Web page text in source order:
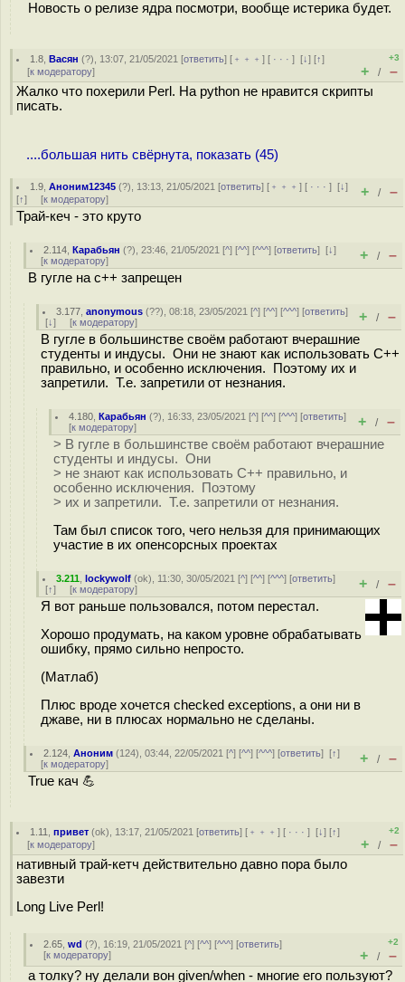
Новость о релизе ядра посмотри, вообще истерика будет.
1.8 ,Васян (?), 13:07, 21/05/2021 [ответить] [ ﹢﹢﹢] [ · · ·][↓] [↑]
[к модератору]
+3
+ / –
Жалко что похерили Perl. На python не нравится скрипты
писать.
....большая нить свёрнута, показать (45)
1.9 ,Аноним12345 (?), 13:13, 21/05/2021 [ответить] [ ﹢﹢﹢] [ · · ·][↓]
[↑] [к модератору] + / –
Трай-кеч - это круто
2.114 ,Карабьян (?), 23:46, 21/05/2021 [^] [^^] [^^^] [ответить][↓]
[к модератору] + / –
В гугле на c++ запрещен
3.177 ,anonymous (??), 08:18, 23/05/2021 [^] [^^] [^^^] [ответить]
[↓] [к модератору] + / –
В гугле в большинстве своём работают вчерашние
студенты и индусы. Они не знают как использовать С++
правильно, и особенно исключения. Поэтому их и
запретили. Т.е. запретили от незнания.
4.180 ,Карабьян (?), 16:33, 23/05/2021 [^] [^^] [^^^] [ответить]
[к модератору] + / –
> В гугле в большинстве своём работают вчерашние
студенты и индусы. Они
> не знают как использовать С++ правильно, и
особенно исключения. Поэтому
> их и запретили. Т.е. запретили от незнания.
Там был список того, чего нельзя для принимающих
участие в их опенсорсных проектах
3.211 ,lockywolf (ok), 11:30, 30/05/2021 [^] [^^] [^^^] [ответить]
[↑] [к модератору] + / –
Я вот раньше пользовался, потом перестал.
Хорошо продумать, на каком уровне обрабатывать
ошибку, прямо сильно непросто.
(Матлаб)
Плюс вроде хочется checked exceptions, а они ни в
джаве, ни в плюсах нормально не сделаны.
2.124 ,Аноним (124), 03:44, 22/05/2021 [^] [^^] [^^^] [ответить][↑]
[к модератору] + / –
True кач 💪
1.11 ,привет (ok), 13:17, 21/05/2021 [ответить] [ ﹢﹢﹢] [ · · ·][↓] [↑]
[к модератору]
+2
+ / –
нативный трай-кетч действительно давно пора было
завезти
Long Live Perl!
2.65 ,wd (?), 16:19, 21/05/2021 [^] [^^] [^^^] [ответить]
[к модератору]
+2
+ / –
а толку? ну делали вон given/when - многие его пользуют?